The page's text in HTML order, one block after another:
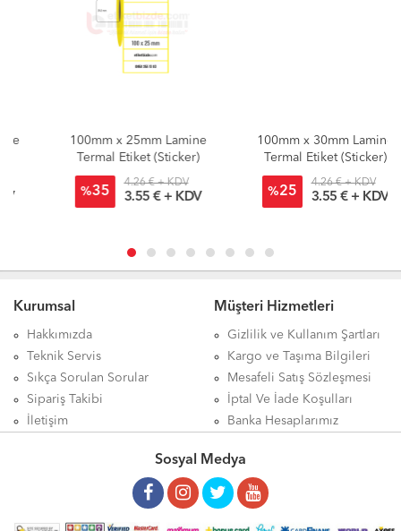
100mm x 25mm Lamine
Termal Etiket (Sticker)
4.26 € + KDV
3.55 € + KDV
100mm x 30mm Lamine
Termal Etiket (Sticker)
4.26 € + KDV
3.55 € + KDV
Kurumsal
Hakkımızda
Teknik Servis
Sıkça Sorulan Sorular
Sipariş Takibi
İletişim
Müşteri Hizmetleri
Gizlilik ve Kullanım Şartları
Kargo ve Taşıma Bilgileri
Mesafeli Satış Sözleşmesi
İptal Ve İade Koşulları
Banka Hesaplarımız
Sosyal Medya